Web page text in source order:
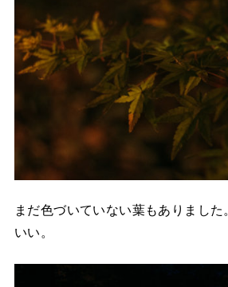
まだ色づいていない葉もありまし
いい。